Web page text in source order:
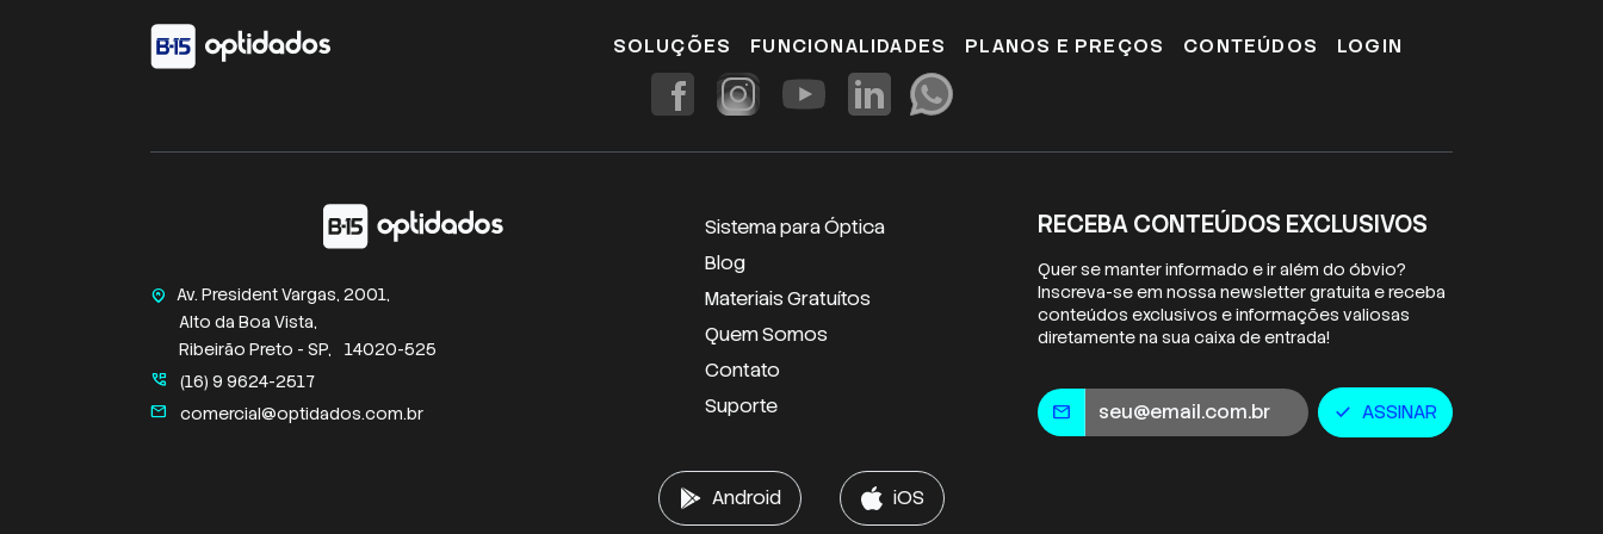
SOLUÇÕES FUNCIONALIDADES PLANOS E PREÇOS CONTEÚDOS LOGIN
home_pin
Av. President Vargas, 2001,
Alto da Boa Vista,
Ribeirão Preto - SP,
14020-525
perm_phone_msg (16) 9 9624-2517
mail comercial@optidados.com.br
Sistema para Óptica
Blog
Materiais Gratuítos
Quem Somos
Contato
Suporte
RECEBA CONTEÚDOS EXCLUSIVOS
Quer se manter informado e ir além do óbvio?
Inscreva-se em nossa newsletter gratuita e receba
conteúdos exclusivos e informações valiosas
diretamente na sua caixa de entrada!
E-mail
mail check ASSINAR
Android iOS